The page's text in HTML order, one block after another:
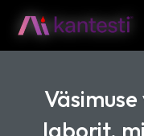
laborit,